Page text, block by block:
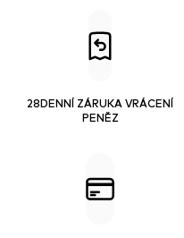
28DENNÍ ZÁRUKA VRÁCENÍ
PENĚZ